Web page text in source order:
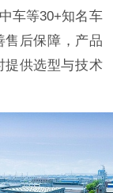
车等30+知名车
售后保障，产品
提供选型与技术